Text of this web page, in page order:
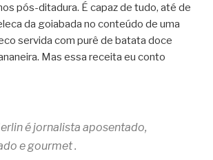
pós-ditadura. É capaz de tudo, até de
da goiabada no conteúdo de uma
servida com purê de batata doce
Mas essa receita eu conto
é jornalista aposentado,
e gourmet .